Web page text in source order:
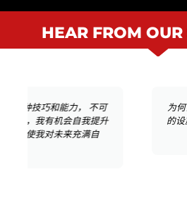
HEAR FROM
为何会选择QIU？因为他们结合
的设施、知识渊博的讲师以及实